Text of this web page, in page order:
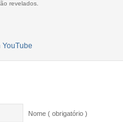
revelados.
Nome ( obrigatório )